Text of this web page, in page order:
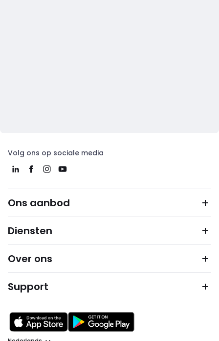
Volg ons op sociale media
Ons aanbod
Diensten
Over ons
Support